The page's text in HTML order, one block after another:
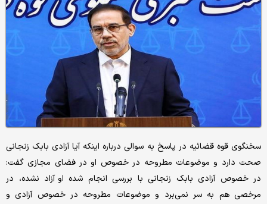
سخنگوی قوه قضائیه در پاسخ به سوالی درباره اینکه آیا آزادی بابک زنجانی
صحت دارد و موضوعات مطروحه در خصوص او در فضای مجازی گفت:
در خصوص آزادی بابک زنجانی با بررسی انجام شده او آزاد نشده، در
مرخصی هم به سر نمی‌برد و موضوعات مطروحه در خصوص آزادی و